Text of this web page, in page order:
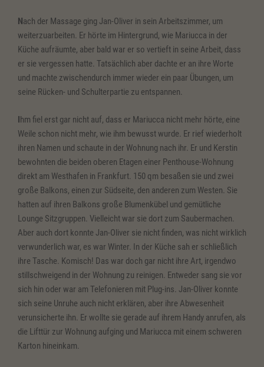
Nach der Massage ging Jan-Oliver in sein Arbeitszimmer, um
weiterzuarbeiten. Er hörte im Hintergrund, wie Mariucca in der
Küche aufräumte, aber bald war er so vertieft in seine Arbeit, dass
er sie vergessen hatte. Tatsächlich aber dachte er an ihre Worte
und machte zwischendurch immer wieder ein paar Übungen, um
seine Rücken- und Schulterpartie zu entspannen.
Ihm fiel erst gar nicht auf, dass er Mariucca nicht mehr hörte, eine
Weile schon nicht mehr, wie ihm bewusst wurde. Er rief wiederholt
ihren Namen und schaute in der Wohnung nach ihr. Er und Kerstin
bewohnten die beiden oberen Etagen einer Penthouse-Wohnung
direkt am Westhafen in Frankfurt. 150 qm besaßen sie und zwei
große Balkons, einen zur Südseite, den anderen zum Westen. Sie
hatten auf ihren Balkons große Blumenkübel und gemütliche
Lounge Sitzgruppen. Vielleicht war sie dort zum Saubermachen.
Aber auch dort konnte Jan-Oliver sie nicht finden, was nicht wirklich
verwunderlich war, es war Winter. In der Küche sah er schließlich
ihre Tasche. Komisch! Das war doch gar nicht ihre Art, irgendwo
stillschweigend in der Wohnung zu reinigen. Entweder sang sie vor
sich hin oder war am Telefonieren mit Plug-ins. Jan-Oliver konnte
sich seine Unruhe auch nicht erklären, aber ihre Abwesenheit
verunsicherte ihn. Er wollte sie gerade auf ihrem Handy anrufen, als
die Lifttür zur Wohnung aufging und Mariucca mit einem schweren
Karton hineinkam.